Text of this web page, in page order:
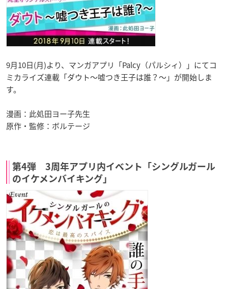
9月10日(月)より、マンガアプリ「Palcy（パルシィ）」にてコ
ミカライズ連載「ダウト～嘘つき王子は誰？～」が開始しま
す。
漫画：此処田ヨー子先生
原作・監修：ボルテージ
第4弾 3周年アプリ内イベント「シングルガール
のイケメンバイキング」